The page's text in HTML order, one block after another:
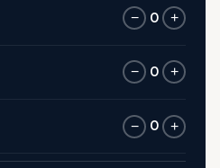
− 0 +
− 0 +
− 0 +